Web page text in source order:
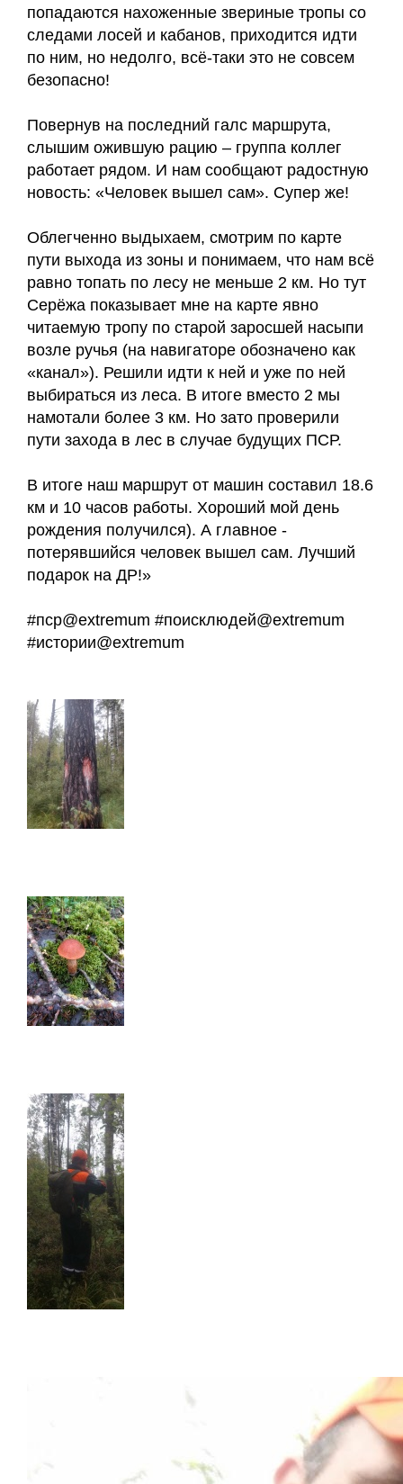
попадаются нахоженные звериные тропы со
следами лосей и кабанов, приходится идти
по ним, но недолго, всë-таки это не совсем
безопасно!
Повернув на последний галс маршрута,
слышим ожившую рацию – группа коллег
работает рядом. И нам сообщают радостную
новость: «Человек вышел сам». Супер же!
Облегченно выдыхаем, смотрим по карте
пути выхода из зоны и понимаем, что нам всë
равно топать по лесу не меньше 2 км. Но тут
Серёжа показывает мне на карте явно
читаемую тропу по старой заросшей насыпи
возле ручья (на навигаторе обозначено как
«канал»). Решили идти к ней и уже по ней
выбираться из леса. В итоге вместо 2 мы
намотали более 3 км. Но зато проверили
пути захода в лес в случае будущих ПСР.
В итоге наш маршрут от машин составил 18.6
км и 10 часов работы. Хороший мой день
рождения получился). А главное -
потерявшийся человек вышел сам. Лучший
подарок на ДР!»
#пср@extremum #поисклюдей@extremum
#истории@extremum